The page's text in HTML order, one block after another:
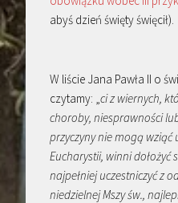
abyś dzień święty święcił).
W liście Jana Pawła II o
czytamy: „ci z wiernych,
choroby, niesprawności
przyczyny nie mogą wziąć
Eucharystii, winni dołożyć
najpełniej uczestniczyć z
niedzielnej Mszy św.,